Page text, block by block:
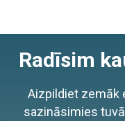
Radīsim
Aizpildiet zemāk
sazināsimies